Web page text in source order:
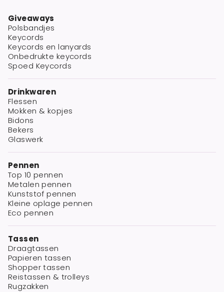
Giveaways
Polsbandjes
Keycords
Keycords en lanyards
Onbedrukte keycords
Spoed Keycords
Drinkwaren
Flessen
Mokken & kopjes
Bidons
Bekers
Glaswerk
Pennen
Top 10 pennen
Metalen pennen
Kunststof pennen
Kleine oplage pennen
Eco pennen
Tassen
Draagtassen
Papieren tassen
Shopper tassen
Reistassen & trolleys
Rugzakken